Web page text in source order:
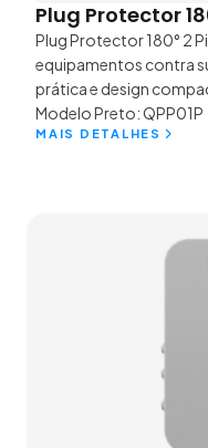
Plug Protector
Plug Protector 180° 2
equipamentos contra
prática e design
Modelo Preto: QPP01P
MAIS DETALHES